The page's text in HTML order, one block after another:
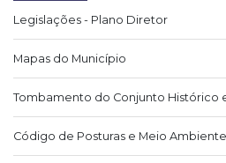
Legislações - Plano Diretor
Mapas do Município
Tombamento do Conjunto Histórico
Código de Posturas e Meio Ambiente